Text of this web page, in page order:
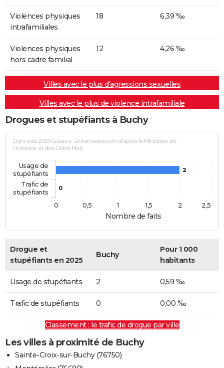
Violences physiques
intrafamiliales
18 6,39 ‰
Violences physiques
hors cadre familial
12 4,26 ‰
Villes avec le plus d'agressions sexuelles
Villes avec le plus de violence intrafamiliale
Drogues et stupéfiants à Buchy
Nombre de faits
Données 2025 (source : Linternaute.com d'après le Ministère de
l'Intérieur et des Outre-Mer)
2
0
Usage de
stupéfiants
Trafic de
stupéfiants
0
0,5 1 1,5 2 2,5
Drogue et
stupéfiants en 2025
Buchy
Pour 1 000
habitants
Usage de stupéfiants 2 0,59 ‰
Trafic de stupéfiants 0 0,00 ‰
Classement : le trafic de drogue par ville
Les villes à proximité de Buchy
Sainte-Croix-sur-Buchy (76750)